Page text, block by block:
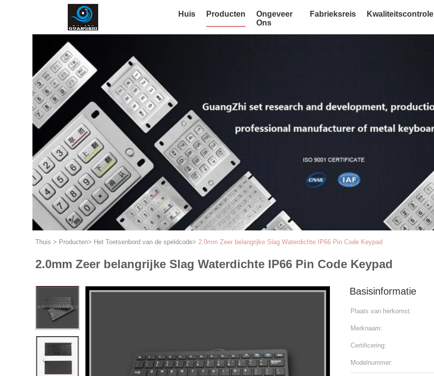
Huis Producten
Ongeveer
Ons
Fabrieksreis Kwaliteitscontrole
Thuis > Producten> Het Toetsenbord van de speldcode> 2.0mm Zeer belangrijke Slag Waterdichte IP66 Pin Code Keypad
2.0mm Zeer belangrijke Slag Waterdichte IP66 Pin Code Keypad
Basisinformatie
Plaats van herkomst:
Merknaam:
Certificering:
Modelnummer: